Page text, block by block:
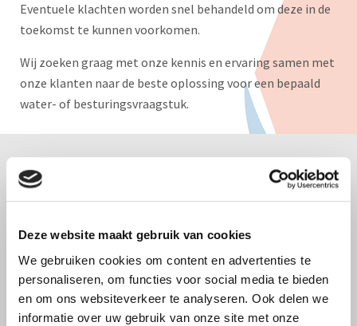
Deze website maakt gebruik van cookies
We gebruiken cookies om content en advertenties te
personaliseren, om functies voor social media te bieden
en om ons websiteverkeer te analyseren. Ook delen we
informatie over uw gebruik van onze site met onze
Eventuele klachten worden snel behandeld om deze in de
toekomst te kunnen voorkomen.
Wij zoeken graag met onze kennis en ervaring samen met
onze klanten naar de beste oplossing voor een bepaald
water- of besturingsvraagstuk.
Filters
Semi-automatische filters
Handbediende filters